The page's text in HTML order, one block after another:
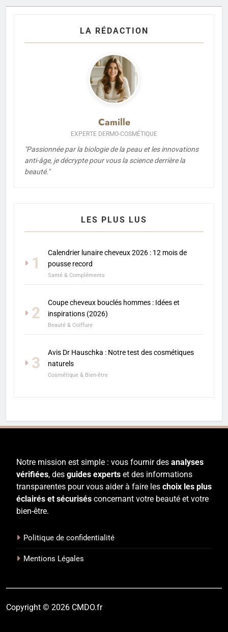
LA RÉDACTION
Camille
EXPERTE DERMO-COSMÉTIQUE
"Passionnée par la biologie de la peau et les innovations
anti-âge, je décrypte pour vous la science derrière la
beauté."
LES PLUS LUS
1
Calendrier lunaire cheveux 2026 : 12 mois de
pousse record
Santé & Compléments
2
Coupe cheveux bouclés hommes : Idées et
inspirations (2026)
Beauté & Coiffure
3
Avis Dr Hauschka : Notre test des cosmétiques
naturels
Cosmétique & Bien-être
Notre mission est simple : vous fournir des analyses
vérifiées, des guides experts et des informations
transparentes pour vous aider à faire les choix les plus
éclairés et sécurisés concernant votre beauté et votre
bien-être.
Politique de confidentialité
Mentions Légales
Copyright © 2026 CMDO.fr